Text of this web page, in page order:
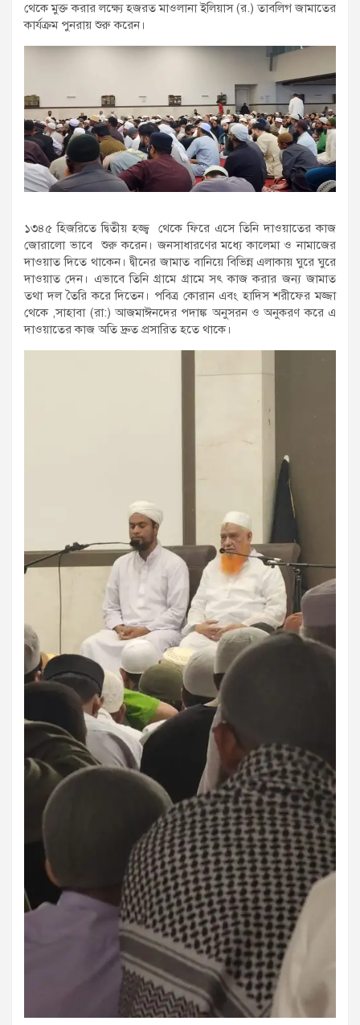
থেকে মুক্ত করার লক্ষ্যে হজরত মাওলানা ইলিয়াস (র.) তাবলিগ জামাতের
কার্যক্রম পুনরায় শুরু করেন।
১৩৪৫ হিজরিতে দ্বিতীয় হজ্জ্ব থেকে ফিরে এসে তিনি দাওয়াতের কাজ
জোরালো ভাবে শুরু করেন। জনসাধারণের মধ্যে কালেমা ও নামাজের
দাওয়াত দিতে থাকেন। দ্বীনের জামাত বানিয়ে বিভিন্ন এলাকায় ঘুরে ঘুরে
দাওয়াত দেন। এভাবে তিনি গ্রামে গ্রামে সৎ কাজ করার জন্য জামাত
তথা দল তৈরি করে দিতেন। পবিত্র কোরান এবং হাদিস শরীফের মজ্জা
থেকে ,সাহাবা (রা:) আজমাঈনদের পদাঙ্ক অনুসরন ও অনুকরণ করে এ
দাওয়াতের কাজ অতি দ্রুত প্রসারিত হতে থাকে।